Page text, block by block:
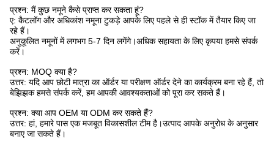
प्रश्न: मैं कुछ नमूने कैसे प्राप्त कर सकता हूं?
ए: कैटलॉग और अधिकांश नमूना टुकड़े आपके लिए पहले से ही स्टॉक में तैयार किए जा
रहे हैं।
अनुकूलित नमूनों में लगभग 5-7 दिन लगेंगे।अधिक सहायता के लिए कृपया हमसे संपर्क
करें।
प्रश्न: MOQ क्या है?
उत्तर: यदि आप छोटी मात्रा का ऑर्डर या परीक्षण ऑर्डर देने का कार्यक्रम बना रहे हैं, तो
बेझिझक हमसे संपर्क करें, हम आपकी आवश्यकताओं को पूरा कर सकते हैं।
प्रश्न: क्या आप OEM या ODM कर सकते हैं?
उत्तर: हां, हमारे पास एक मजबूत विकासशील टीम है।उत्पाद आपके अनुरोध के अनुसार
बनाए जा सकते हैं।